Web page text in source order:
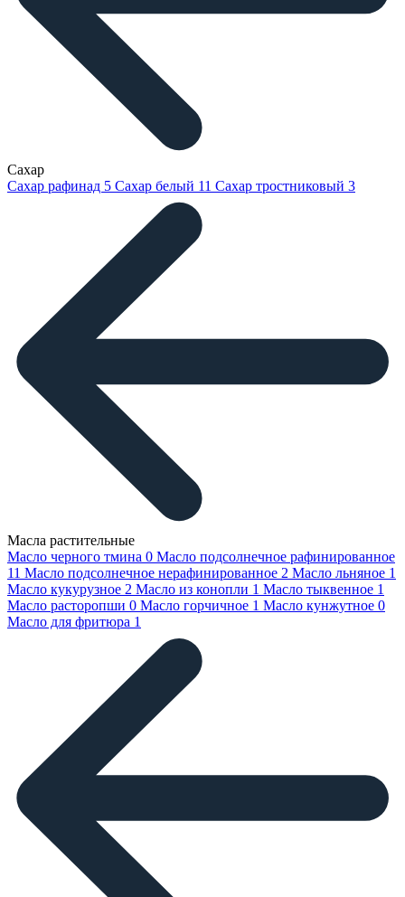
Сахар
Сахар рафинад 5 Сахар белый 11 Сахар тростниковый 3
Масла растительные
Масло черного тмина 0 Масло подсолнечное рафинированное
11 Масло подсолнечное нерафинированное 2 Масло льняное 1
Масло кукурузное 2 Масло из конопли 1 Масло тыквенное 1
Масло расторопши 0 Масло горчичное 1 Масло кунжутное 0
Масло для фритюра 1